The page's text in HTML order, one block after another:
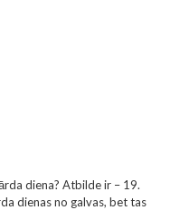
diena? Atbilde ir – 19.
dienas no galvas, bet tas